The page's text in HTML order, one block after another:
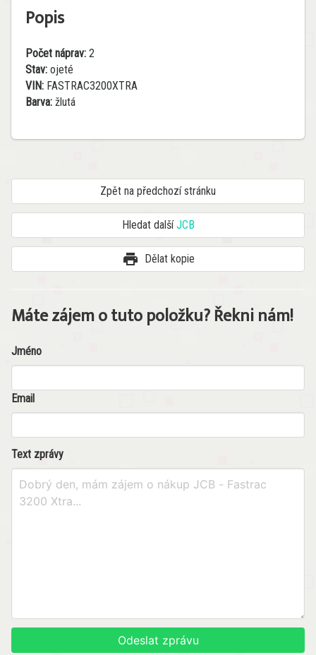
Popis
Počet náprav: 2
Stav: ojeté
VIN: FASTRAC3200XTRA
Barva: žlutá
Zpět na předchozí stránku
Hledat dalšíJCB
print Dělat kopie
Máte zájem o tuto položku? Řekni nám!
Jméno
Email
Text zprávy
Odeslat zprávu